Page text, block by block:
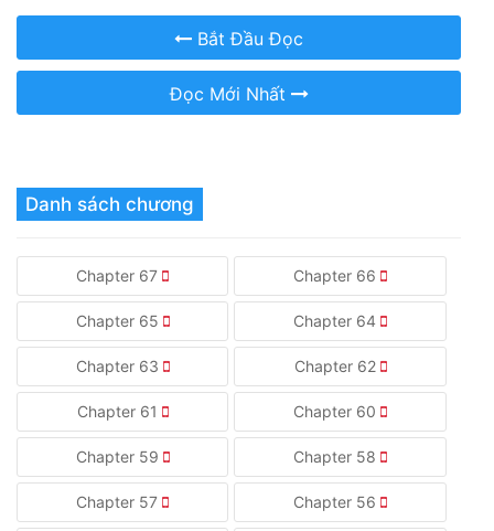
Bắt Đầu Đọc
Đọc Mới Nhất
Danh sách chương
Chapter 67 Chapter 66
Chapter 65 Chapter 64
Chapter 63 Chapter 62
Chapter 61 Chapter 60
Chapter 59 Chapter 58
Chapter 57 Chapter 56